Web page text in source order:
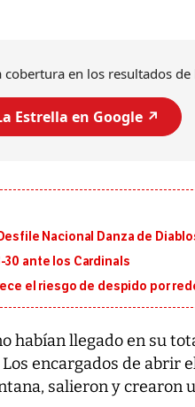
cobertura en los resultados de
Estrella en Google ↗️
Nacional Danza de
30 ante los Cardinals
el riesgo de despido por
habían llegado en su
encargados de abrir
salieron y crearon
Entre
da Silva,
candidatura